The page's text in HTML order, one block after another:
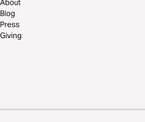
About
Blog
Press
Giving